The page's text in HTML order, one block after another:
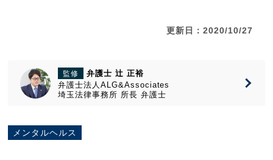
更新日：2020/10/27
監修
弁護士 辻 正裕
弁護士法人ALG&Associates
埼玉法律事務所 所長 弁護士
メンタルヘルス